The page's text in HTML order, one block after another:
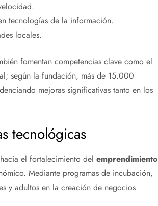
tecnologías de la información.
locales.
fomentan competencias clave como el
según la fundación, más de 15.000
mejoras significativas tanto en los
tecnológicas
el fortalecimiento del emprendimiento
Mediante programas de incubación,
y adultos en la creación de negocios